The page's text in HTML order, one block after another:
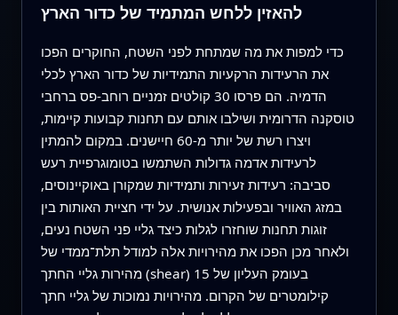
להאזין ללחש המתמיד של כדור הארץ
כדי למפות את מה שמתחת לפני השטח, החוקרים הפכו
את הרעידות הרקעיות התמידיות של כדור הארץ לכלי
הדמיה. הם פרסו 30 קולטים זמניים רוחב-פס ברחבי
טוסקנה הדרומית ושילבו אותם עם תחנות קבועות קיימות,
ויצרו רשת של יותר מ-60 חיישנים. במקום להמתין
לרעידות אדמה גדולות השתמשו בטומוגרפיית רעש
סביבה: רעידות זעירות ותמידיות שמקורן באוקיינוסים,
במזג האוויר ובפעילות אנושית. על ידי חציית האותות בין
זוגות תחנות שוחזרו לגלות כיצד גליי פני השטח נעים,
ולאחר מכן הפכו את מהירויות אלה למודל תלת־ממדי של
מהירות גליי החתך (shear) בעומק העליון של 15
קילומטרים של הקרום. מהירויות נמוכות של גליי חתך